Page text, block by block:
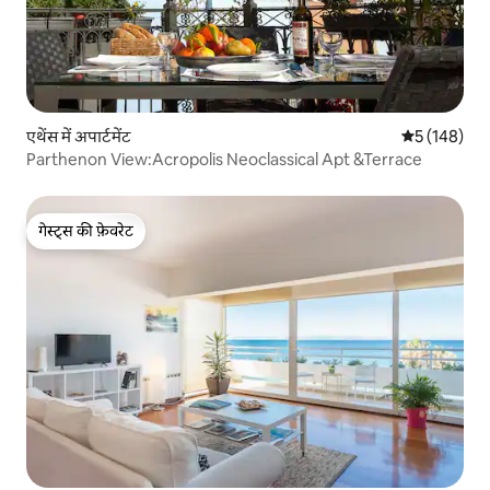
एथेंस में अपार्टमेंट औसत रेटिंग 5
5 (148)
Parthenon View:Acropolis Neoclassical Apt &Terrace
गेस्ट्स की फ़ेवरेट
गेस्ट्स की फ़ेवरेट